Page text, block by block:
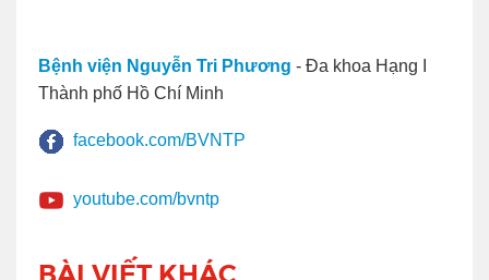
Bệnh viện Nguyễn Tri Phương - Đa khoa Hạng I
Thành phố Hồ Chí Minh
facebook.com/BVNTP
youtube.com/bvntp
BÀI VIẾT KHÁC